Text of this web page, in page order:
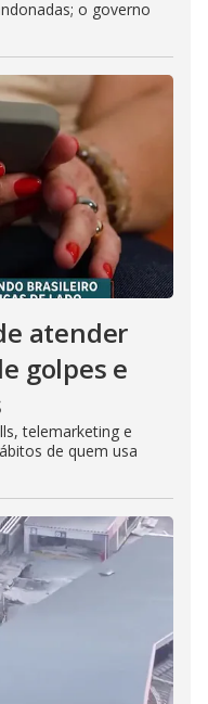
o governo
atender
golpes e
telemarketing e
de quem usa